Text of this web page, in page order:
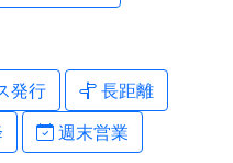
発行
長距離
週末営業